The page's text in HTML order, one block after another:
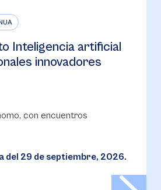
Inteligencia artificial
innovadores
con encuentros
del 29 de septiembre, 2026.